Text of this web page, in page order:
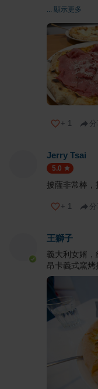
... 顯示更多
+ 1
Jerry Tsai
5.0
披薩非常棒
+ 1
王獅子
義大利女婿
昂卡義式窯烤